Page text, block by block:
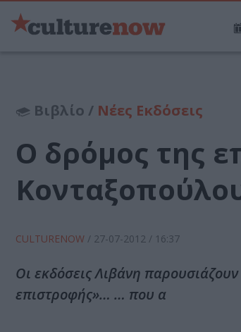
Βιβλίο / Νέες Εκδόσεις
Ο δρόμος της
CULTURENOW / 27-07-2012 / 16:37
Οι εκδόσεις Λιβάνη
επιστροφής»… … που α